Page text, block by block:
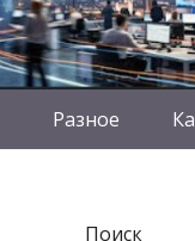
Разное
Поиск